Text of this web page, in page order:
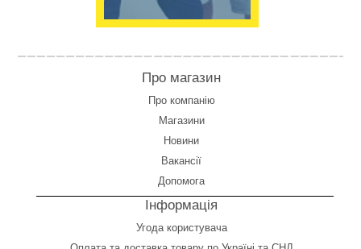
Про магазин
Про компанію
Магазини
Новини
Вакансії
Допомога
Інформація
Угода користувача